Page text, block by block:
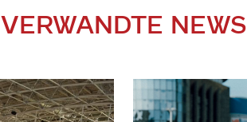
VERWANDTE NEWS